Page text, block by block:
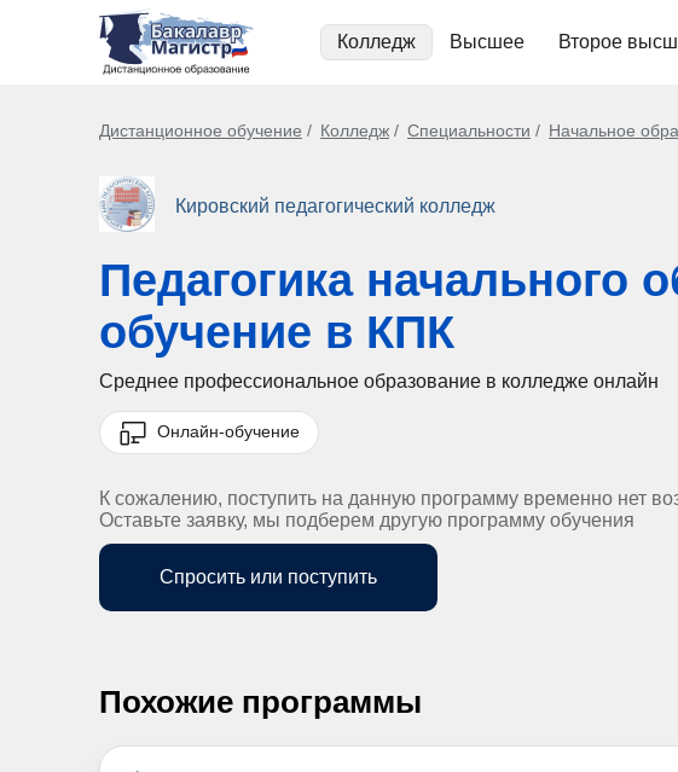
Колледж Высшее Второе
Дистанционное обучение Колледж Специальности Начальное
Кировский педагогический колледж
Педагогика начального
обучение в КПК
Среднее профессиональное образование в колледже онлайн
Онлайн-обучение
К сожалению, поступить на данную программу временно нет
Оставьте заявку, мы подберем другую программу обучения
Спросить или поступить
Похожие программы